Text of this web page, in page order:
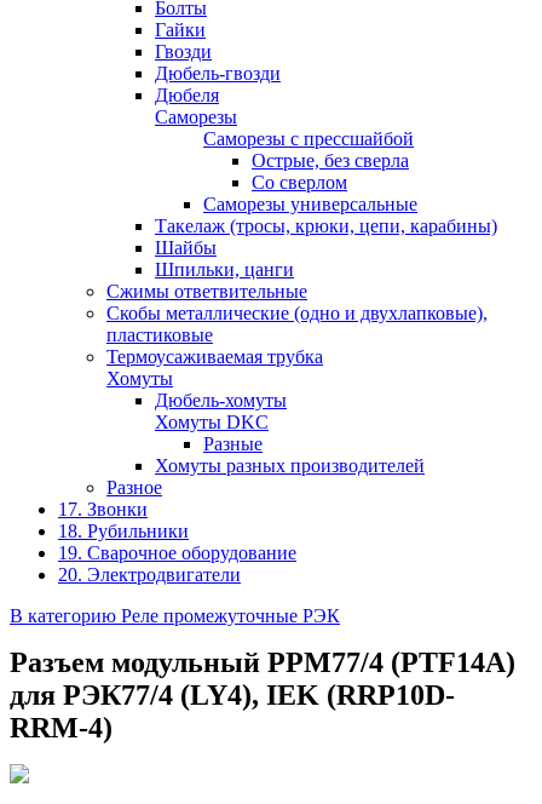
Болты
Гайки
Гвозди
Дюбель-гвозди
Дюбеля
Саморезы
Саморезы с прессшайбой
Острые, без сверла
Со сверлом
Саморезы универсальные
Такелаж (тросы, крюки, цепи, карабины)
Шайбы
Шпильки, цанги
Сжимы ответвительные
Скобы металлические (одно и двухлапковые),
пластиковые
Термоусаживаемая трубка
Хомуты
Дюбель-хомуты
Хомуты DKC
Разные
Хомуты разных производителей
Разное
17. Звонки
18. Рубильники
19. Сварочное оборудование
20. Электродвигатели
В категорию Реле промежуточные РЭК
Разъем модульный РРМ77/4 (PTF14A)
для РЭК77/4 (LY4), IEK (RRP10D-
RRM-4)